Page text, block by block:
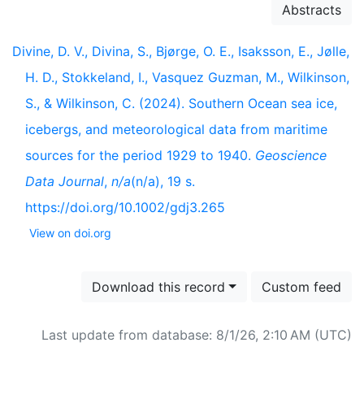
Abstracts
Divine, D. V., Divina, S., Bjørge, O. E., Isaksson, E., Jølle,
H. D., Stokkeland, I., Vasquez Guzman, M., Wilkinson,
S., & Wilkinson, C. (2024). Southern Ocean sea ice,
icebergs, and meteorological data from maritime
sources for the period 1929 to 1940. Geoscience
Data Journal, n/a(n/a), 19 s.
https://doi.org/10.1002/gdj3.265
View on doi.org
Download this record Custom feed
Last update from database: 8/1/26, 2:10 AM (UTC)